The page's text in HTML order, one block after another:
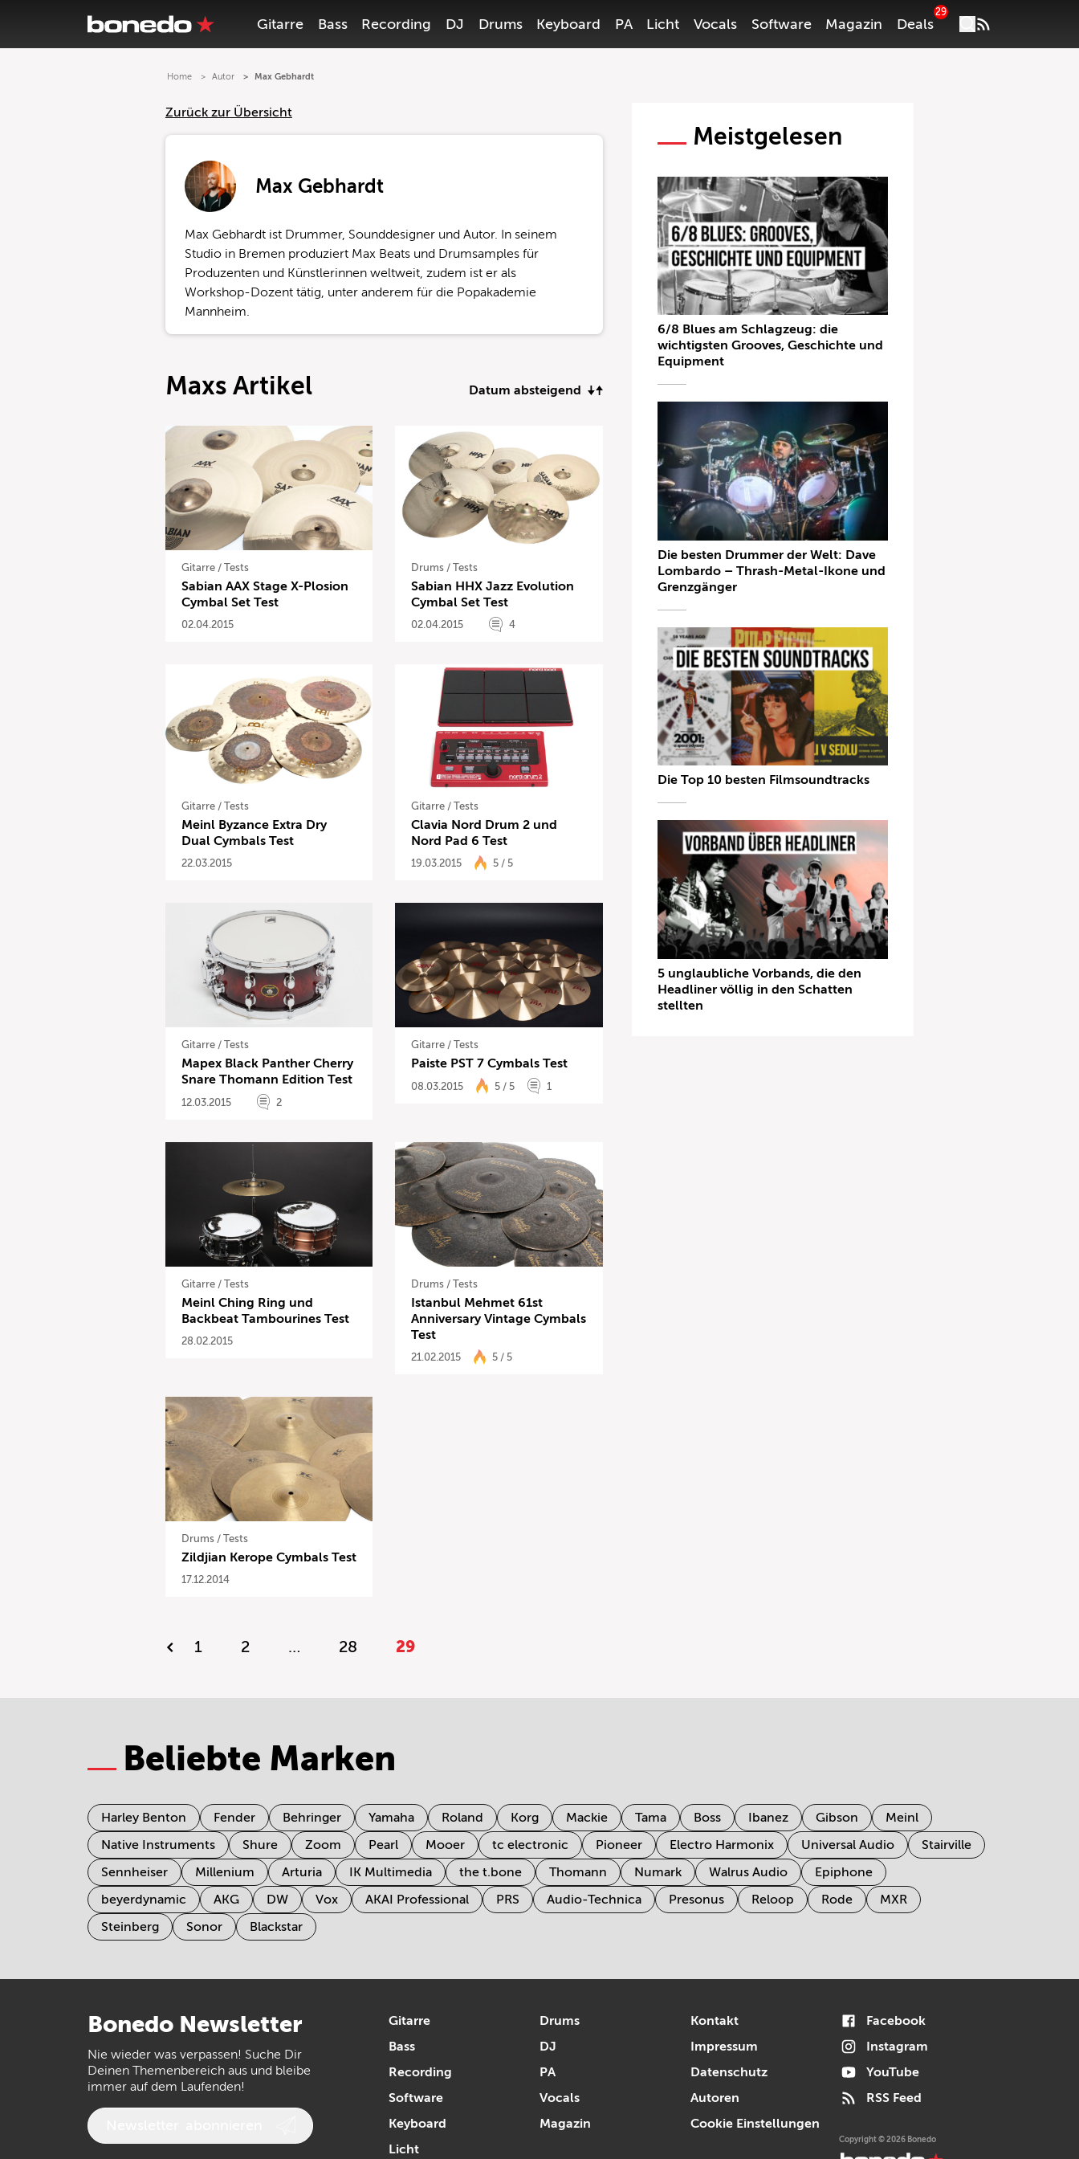
Gitarre Bass Recording DJ Drums Keyboard PA Licht Vocals Software Magazin Deals
29
Home Autor Max Gebhardt
Zurück zur Übersicht
Max Gebhardt
Max Gebhardt ist Drummer, Sounddesigner und Autor. In seinem
Studio in Bremen produziert Max Beats und Drumsamples für
Produzenten und Künstlerinnen weltweit, zudem ist er als
Workshop-Dozent tätig, unter anderem für die Popakademie
Mannheim.
Maxs Artikel Datum absteigend
Gitarre/ Tests
Sabian AAX Stage X-Plosion
Cymbal Set Test
02.04.2015
Drums /Tests
Sabian HHX Jazz Evolution
Cymbal Set Test
02.04.2015 4
Gitarre/ Tests
Meinl Byzance Extra Dry
Dual Cymbals Test
22.03.2015
Gitarre /Tests
Clavia Nord Drum 2 und
Nord Pad 6 Test
19.03.2015 5 / 5
Gitarre/ Tests
Mapex Black Panther Cherry
Snare Thomann Edition Test
12.03.2015 2
Gitarre /Tests
Paiste PST 7 Cymbals Test
08.03.2015 5 / 5 1
Gitarre/ Tests
Meinl Ching Ring und
Backbeat Tambourines Test
28.02.2015
Drums /Tests
Istanbul Mehmet 61st
Anniversary Vintage Cymbals
Test
21.02.2015 5 / 5
Drums/ Tests
Zildjian Kerope Cymbals Test
17.12.2014
1 2 … 28 29
Meistgelesen
6/8 Blues am Schlagzeug: die
wichtigsten Grooves, Geschichte und
Equipment
Die besten Drummer der Welt: Dave
Lombardo – Thrash-Metal-Ikone und
Grenzgänger
Die Top 10 besten Filmsoundtracks
5 unglaubliche Vorbands, die den
Headliner völlig in den Schatten
stellten
Beliebte Marken
Harley Benton Fender Behringer Yamaha Roland Korg Mackie Tama Boss Ibanez Gibson
Meinl
Native Instruments
Shure Zoom Pearl Mooer tc electronic Pioneer Electro Harmonix Universal Audio
Stairville
Sennheiser
Millenium Arturia IK Multimedia the t.bone Thomann Numark Walrus Audio
Epiphone
beyerdynamic
AKG DW Vox AKAI Professional PRS Audio-Technica Presonus Reloop Rode
MXR
Steinberg
Sonor Blackstar
Bonedo Newsletter
Nie wieder was verpassen! Suche Dir
Deinen Themenbereich aus und bleibe
immer auf dem Laufenden!
Gitarre
Bass
Recording
Software
Keyboard
Licht
Drums
DJ
PA
Vocals
Magazin
Kontakt
Impressum
Datenschutz
Autoren
Cookie Einstellungen
Facebook
Instagram
YouTube
RSS Feed
Copyright © 2026 Bonedo